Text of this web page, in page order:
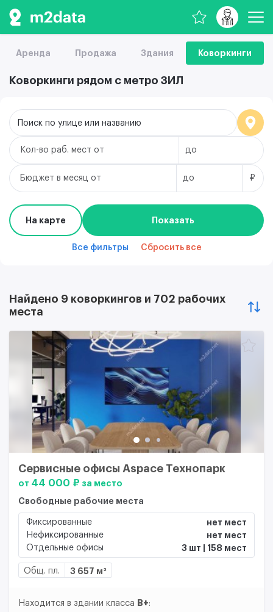
Аренда Продажа Здания Коворкинги
Коворкинги рядом с метро ЗИЛ
Кол-во раб. мест
Бюджет в месяц ₽
Поиск по улице или названию
На карте Показать
Все фильтры Сбросить все
Найдено 9 коворкингов и 702 рабочих
места
Сервисные офисы Aspace Технопарк
от 44 000 ₽ за место
Свободные рабочие места
Фиксированные
нет мест
Нефиксированные
нет мест
Отдельные офисы
3 шт | 158 мест
Общ. пл. 3 657 м²
Находится в здании класса B+: